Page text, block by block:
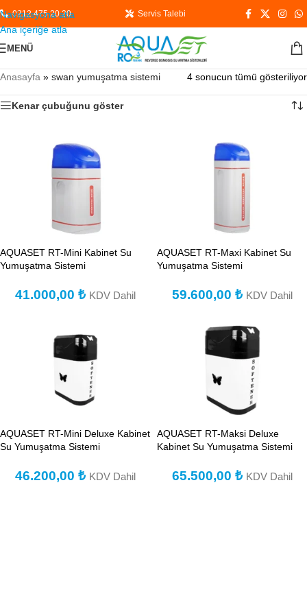
Navigasyona atla
Ana içeriğe atla
0212 475 20 20 Servis Talebi
MENÜ
Anasayfa » swan yumuşatma sistemi 4 sonucun tümü gösteriliyor
Kenar çubuğunu göster
AQUASET RT-Mini Kabinet Su
Yumuşatma Sistemi
41.000,00 ₺ KDV Dahil
AQUASET RT-Maxi Kabinet Su
Yumuşatma Sistemi
59.600,00 ₺ KDV Dahil
AQUASET RT-Mini Deluxe Kabinet
Su Yumuşatma Sistemi
46.200,00 ₺ KDV Dahil
AQUASET RT-Maksi Deluxe
Kabinet Su Yumuşatma Sistemi
65.500,00 ₺ KDV Dahil